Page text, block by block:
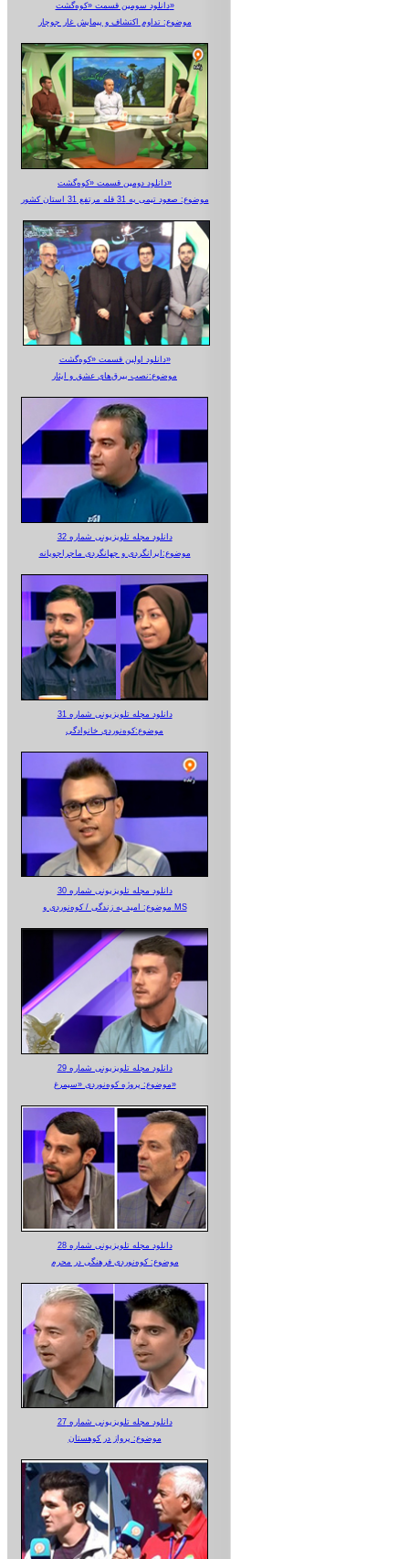
دانلود سومین قسمت «کوه‌گشت»
موضوع: تداوم اکتشاف و پیمایش غار جوجار
دانلود دومین قسمت «کوه‌گشت»
موضوع: صعود تیمی به 31 قله مرتفع 31 استان کشور
دانلود اولین قسمت «کوه‌گشت»
موضوع:نصب بیرق‌های عشق و ایثار
دانلود مجله تلویزیونی شماره 32
موضوع:ایرانگردی و جهانگردی ماجراجویانه
دانلود مجله تلویزیونی شماره 31
موضوع:کوه‌نوردی خانوادگی
دانلود مجله تلویزیونی شماره 30
موضوع: امید به زندگی / کوه‌نوردی و MS
دانلود مجله تلویزیونی شماره 29
موضوع: پروژه کوه‌نوردی «سیمرغ»
دانلود مجله تلویزیونی شماره 28
موضوع: کوه‌نوردی فرهنگی در محرم
دانلود مجله تلویزیونی شماره 27
موضوع: پرواز در کوهستان